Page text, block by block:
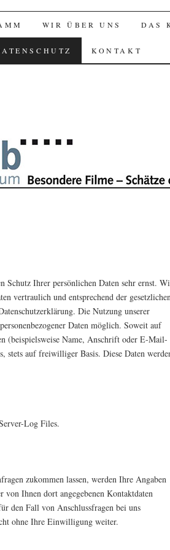
WIR ÜBER UNS DAS
KONTAKT
Schutz Ihrer persönlichen Daten sehr ernst.
vertraulich und entsprechend der
Die Nutzung unserer
Daten möglich. Soweit auf
(beispielsweise Name, Anschrift oder E-Mail-
stets auf freiwilliger Basis. Diese Daten
Log Files.
zukommen lassen, werden Ihre Angaben
Ihnen dort angegebenen Kontaktdaten
den Fall von Anschlussfragen bei uns
ohne Ihre Einwilligung weiter.